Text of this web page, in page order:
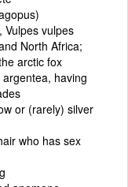
Vulpes vulpes
North Africa;
arctic fox
having
or (rarely) silver
who has sex